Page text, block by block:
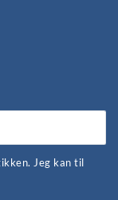
Jeg kan til